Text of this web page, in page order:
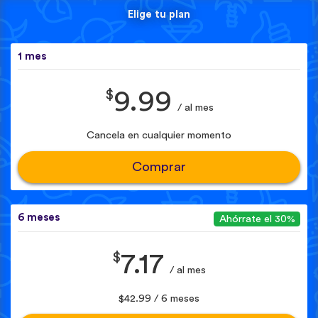
Elige tu plan
1 mes
$9.99 / al mes
Cancela en cualquier momento
Comprar
6 meses Ahórrate el 30%
$7.17 / al mes
$42.99 / 6 meses